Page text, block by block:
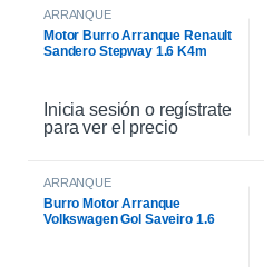
ARRANQUE
Motor Burro Arranque Renault
Sandero Stepway 1.6 K4m
Inicia sesión o regístrate
para ver el precio
ARRANQUE
Burro Motor Arranque
Volkswagen Gol Saveiro 1.6